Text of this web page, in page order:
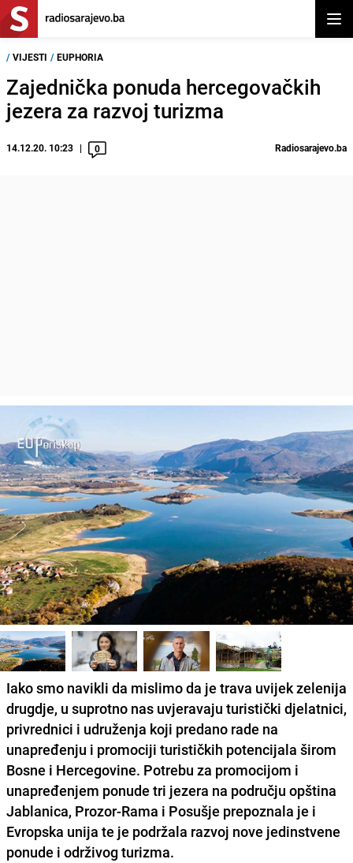
/ VIJESTI / EUPHORIA
Zajednička ponuda hercegovačkih
jezera za razvoj turizma
14.12.20. 10:23 0 Radiosarajevo.ba
Iako smo navikli da mislimo da je trava uvijek zelenija
drugdje, u suprotno nas uvjeravaju turistički djelatnici,
privrednici i udruženja koji predano rade na
unapređenju i promociji turističkih potencijala širom
Bosne i Hercegovine. Potrebu za promocijom i
unapređenjem ponude tri jezera na području opština
Jablanica, Prozor-Rama i Posušje prepoznala je i
Evropska unija te je podržala razvoj nove jedinstvene
ponude i održivog turizma.